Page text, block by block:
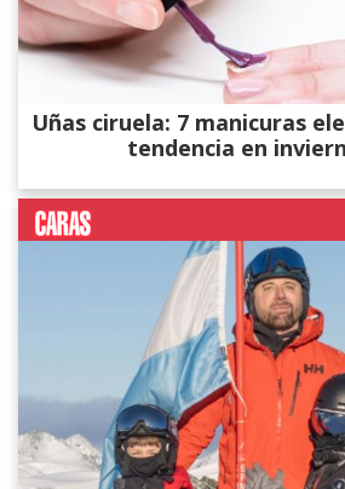
Uñas ciruela: 7 manicuras
tendencia en